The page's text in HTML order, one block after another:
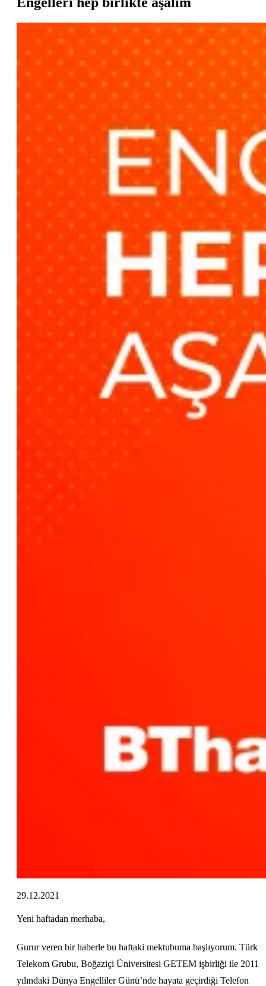
29.12.2021
Yeni haftadan merhaba,
Gurur veren bir haberle bu haftaki mektubuma başlıyorum. Türk
Telekom Grubu, Boğaziçi Üniversitesi GETEM işbirliği ile 2011
yılındaki Dünya Engelliler Günü’nde hayata geçirdiği Telefon